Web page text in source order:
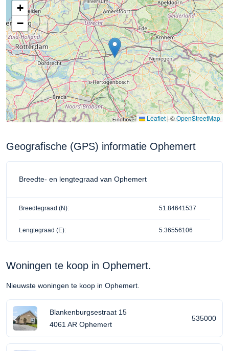
+
−
Leaflet |©OpenStreetMap
Geografische (GPS) informatie Ophemert
Breedte- en lengtegraad van Ophemert
Breedtegraad (N): 51.84641537
Lengtegraad (E): 5.36556106
Woningen te koop in Ophemert.
Nieuwste woningen te koop in Ophemert.
Blankenburgsestraat 15
4061 AR Ophemert
535000